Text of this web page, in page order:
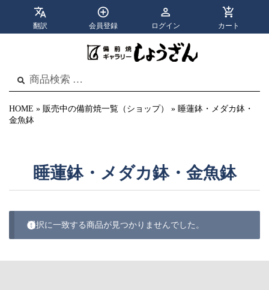
翻訳 会員登録 ログイン カート
結
検
索
HOME » 販売中の備前焼一覧（ショップ） » 睡蓮鉢・メダカ鉢・
金魚鉢
睡蓮鉢・メダカ鉢・金魚鉢
選択に一致する商品が見つかりませんでした。